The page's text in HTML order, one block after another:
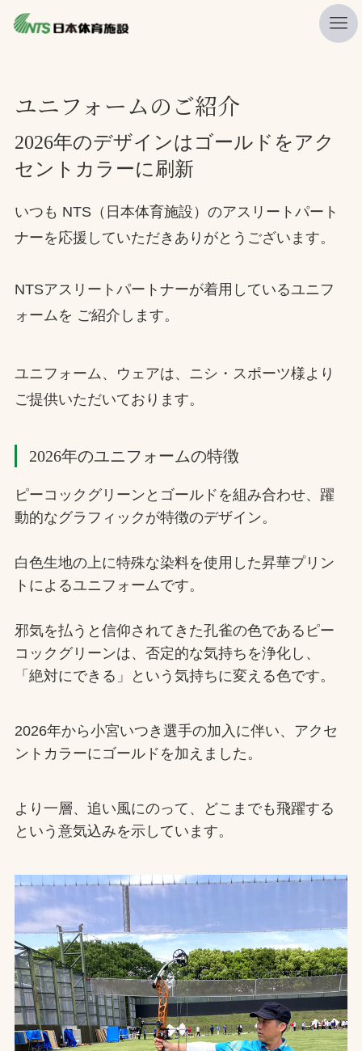
ニュース
プレスリリース
レポート
製品・サービス一覧
施工・管理実績一覧
採用情報
お問合せ
ソーシャルメディアポリシー
文字の見えづらさや操作にお困りの方へ
ユニフォームのご紹介
2026年のデザインはゴールドをアク
セントカラーに刷新
いつも NTS（日本体育施設）のアスリートパート
ナーを応援していただきありがとうございます。
NTSアスリートパートナーが着用しているユニフ
ォームを ご紹介します。
ユニフォーム、ウェアは、ニシ・スポーツ様より
ご提供いただいております。
2026年のユニフォームの特徴
ピーコックグリーンとゴールドを組み合わせ、躍
動的なグラフィックが特徴のデザイン。
白色生地の上に特殊な染料を使用した昇華プリン
トによるユニフォームです。
邪気を払うと信仰されてきた孔雀の色であるピー
コックグリーンは、否定的な気持ちを浄化し、
「絶対にできる」という気持ちに変える色です。
2026年から小宮いつき選手の加入に伴い、アクセ
ントカラーにゴールドを加えました。
より一層、追い風にのって、どこまでも飛躍する
という意気込みを示しています。